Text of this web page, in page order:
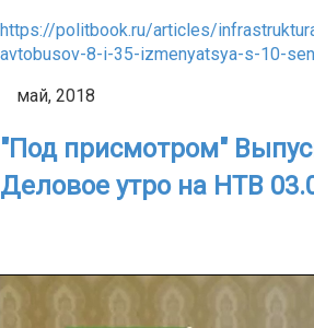
https://politbook.ru/articles/
avtobusov-8-i-35-izmenyatsya-s-10-
май, 2018
"Под присмотром"
Деловое утро на НТВ